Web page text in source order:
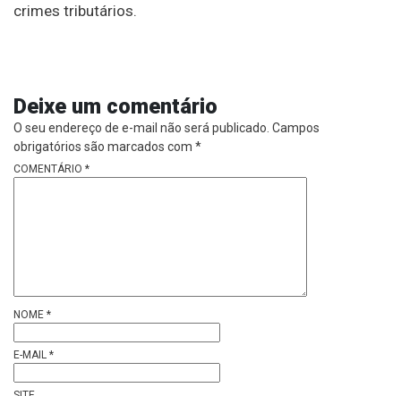
crimes tributários.
Deixe um comentário
O seu endereço de e-mail não será publicado. Campos
obrigatórios são marcados com *
COMENTÁRIO *
NOME *
E-MAIL *